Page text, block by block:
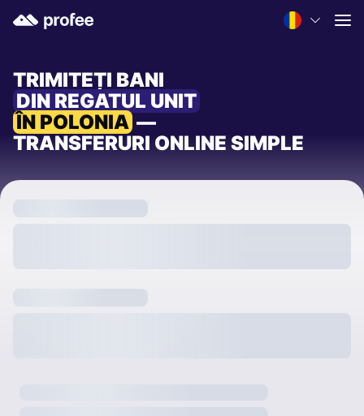
TRIMITEȚI BANI
DIN REGATUL UNIT
ÎN POLONIA —
TRANSFERURI ONLINE SIMPLE